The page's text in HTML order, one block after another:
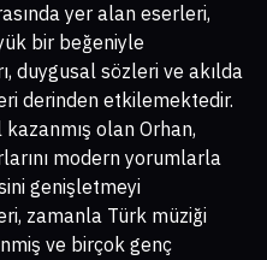
yer alan eserleri,
bir beğeniyle
duygusal sözleri ve akılda
derinden etkilemektedir.
olan Orhan,
modern yorumlarla
genişletmeyi
zamanla Türk müziği
ve birçok genç